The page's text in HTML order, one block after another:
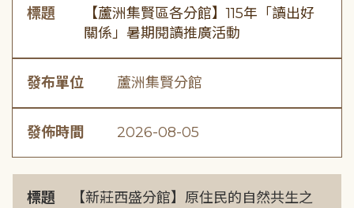
標題
【蘆洲集賢區各分館】115年「讀出好
關係」暑期閱讀推廣活動
發布單位 蘆洲集賢分館
發佈時間 2026-08-05
標題
【新莊西盛分館】原住民的自然共生之